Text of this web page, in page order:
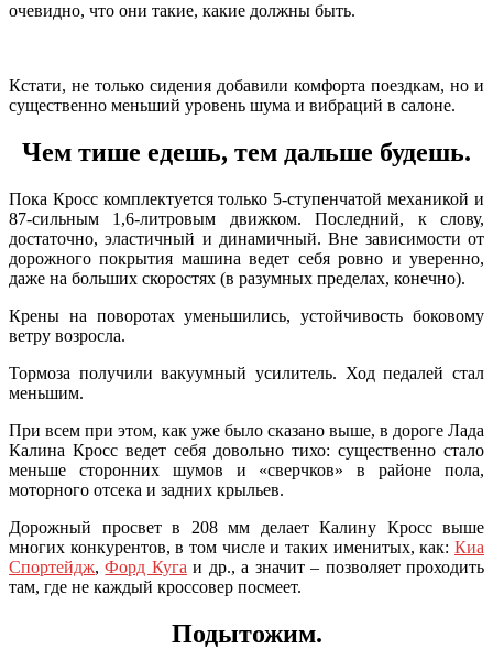
очевидно, что они такие, какие должны быть.
Кстати, не только сидения добавили комфорта поездкам, но и
существенно меньший уровень шума и вибраций в салоне.
Чем тише едешь, тем дальше будешь.
Пока Кросс комплектуется только 5-ступенчатой механикой и
87-сильным 1,6-литровым движком. Последний, к слову,
достаточно, эластичный и динамичный. Вне зависимости от
дорожного покрытия машина ведет себя ровно и уверенно,
даже на больших скоростях (в разумных пределах, конечно).
Крены на поворотах уменьшились, устойчивость боковому
ветру возросла.
Тормоза получили вакуумный усилитель. Ход педалей стал
меньшим.
При всем при этом, как уже было сказано выше, в дороге Лада
Калина Кросс ведет себя довольно тихо: существенно стало
меньше сторонних шумов и «сверчков» в районе пола,
моторного отсека и задних крыльев.
Дорожный просвет в 208 мм делает Калину Кросс выше
многих конкурентов, в том числе и таких именитых, как: Киа
Спортейдж,Форд Куга и др., а значит – позволяет проходить
там, где не каждый кроссовер посмеет.
Подытожим.